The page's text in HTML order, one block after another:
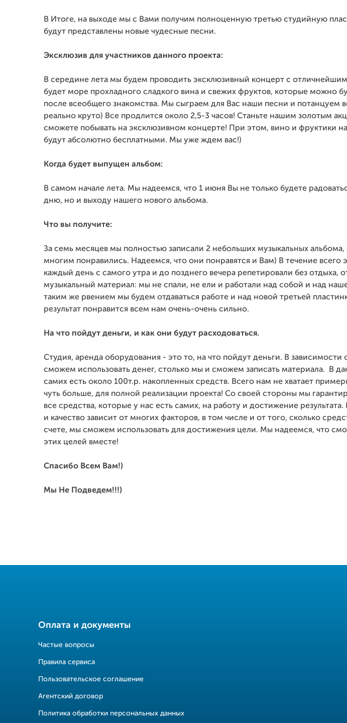
В Итоге, на выходе мы с Вами получим полноценную третью студийную
будут представлены новые чудесные песни.
Эксклюзив для участников данного проекта:
В середине лета мы будем проводить эксклюзивный концерт с
будет море прохладного сладкого вина и свежих фруктов, которые можно
после всеобщего знакомства. Мы сыграем для Вас наши песни и потанцуем
реально круто) Все продлится около 2,5-3 часов! Станьте нашим золотым
сможете побывать на эксклюзивном концерте! При этом, вино и фруктики
будут абсолютно бесплатными. Мы уже ждем вас!)
Когда будет выпущен альбом:
В самом начале лета. Мы надеемся, что 1 июня Вы не только будете
дню, но и выходу нашего нового альбома.
Что вы получите:
За семь месяцев мы полностью записали 2 небольших музыкальных альбома,
многим понравились. Надеемся, что они понравятся и Вам) В течение всего
каждый день с самого утра и до позднего вечера репетировали без отдыха,
музыкальный материал: мы не спали, не ели и работали над собой и над
таким же рвением мы будем отдаваться работе и над новой третьей
результат понравится всем нам очень-очень сильно.
На что пойдут деньги, и как они будут расходоваться.
Студия, аренда оборудования - это то, на что пойдут деньги. В зависимости
сможем использовать денег, столько мы и сможем записать материала. В
самих есть около 100т.р. накопленных средств. Всего нам не хватает
чуть больше, для полной реализации проекта! Со своей стороны мы
все средства, которые у нас есть самих, на работу и достижение
и качество зависит от многих факторов, в том числе и от того, сколько
счете, мы сможем использовать для достижения цели. Мы надеемся, что
этих целей вместе!
Спасибо Всем Вам!)
Мы Не Подведем!!!)
Оплата и документы
Частые вопросы
Правила сервиса
Пользовательское соглашение
Агентский договор
Политика обработки персональных данных